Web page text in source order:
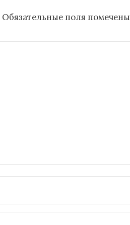
Обязательные поля помечены